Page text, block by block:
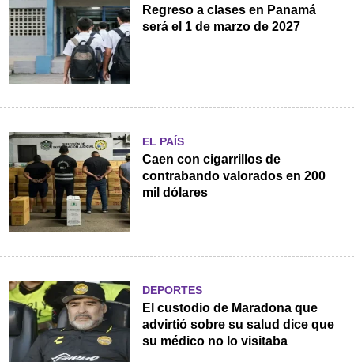
Regreso a clases en Panamá
será el 1 de marzo de 2027
EL PAÍS
Caen con cigarrillos de
contrabando valorados en 200
mil dólares
DEPORTES
El custodio de Maradona que
advirtió sobre su salud dice que
su médico no lo visitaba